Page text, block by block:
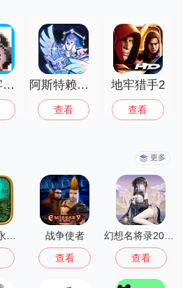
像素地牢少女前线 阿斯特赖亚六面神谕
查看
地牢猎手2
查看
更多
战争使者
查看 查看